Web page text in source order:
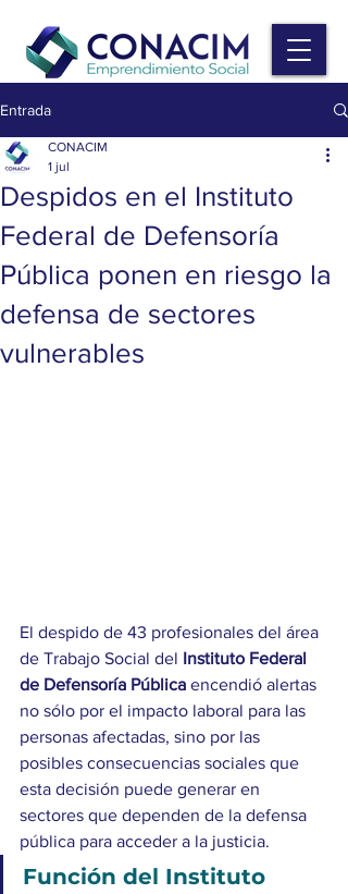
Entrada
Despidos en el Instituto
Federal de Defensoría
Pública ponen en riesgo la
defensa de sectores
vulnerables
CONACIM
1 jul
El despido de 43 profesionales del área
de Trabajo Social del Instituto Federal
de Defensoría Pública encendió alertas
no sólo por el impacto laboral para las
personas afectadas, sino por las
posibles consecuencias sociales que
esta decisión puede generar en
sectores que dependen de la defensa
pública para acceder a la justicia.
Función del Instituto